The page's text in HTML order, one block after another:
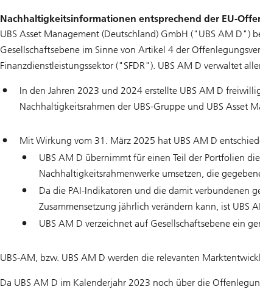
Nachhaltigkeitsinformationen entsprechend der EU-
UBS Asset Management (Deutschland) GmbH ("UBS AM
Gesellschaftsebene im Sinne von Artikel 4 der
Finanzdienstleistungssektor ("SFDR"). UBS AM D verwaltet
In den Jahren 2023 und 2024 erstellte UBS AM D
Nachhaltigkeitsrahmen der UBS-Gruppe und UBS Asset
Mit Wirkung vom 31. März 2025 hat UBS AM D
UBS AM D übernimmt für einen Teil der Portfolien
Nachhaltigkeitsrahmenwerke umsetzen, die
Da die PAI-Indikatoren und die damit verbundenen
Zusammensetzung jährlich verändern kann, ist
UBS AM D verzeichnet auf Gesellschaftsebene ein
UBS-AM, bzw. UBS AM D werden die relevanten
Da UBS AM D im Kalenderjahr 2023 noch über die